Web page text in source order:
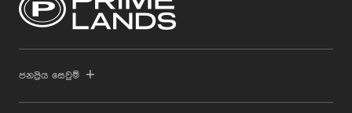
ජනප්‍රිය සෙවුම්